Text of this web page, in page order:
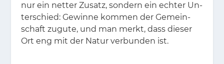
nur ein net­ter Zu­satz, son­dern ein ech­ter Un­
ter­schied: Ge­win­ne kom­men der Ge­mein­
schaft zu­gu­te, und man merkt, dass die­ser
Ort eng mit der Na­tur ver­bun­den ist.